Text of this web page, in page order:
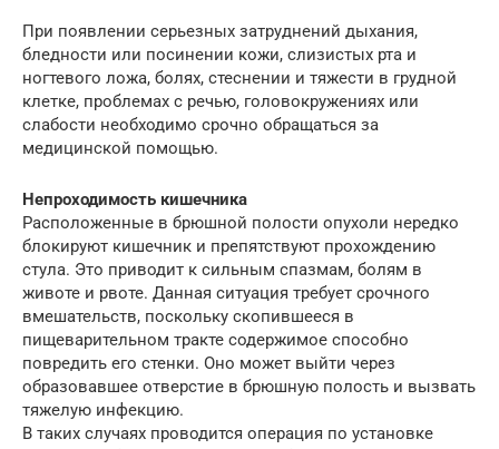
При появлении серьезных затруднений дыхания,
бледности или посинении кожи, слизистых рта и
ногтевого ложа, болях, стеснении и тяжести в грудной
клетке, проблемах с речью, головокружениях или
слабости необходимо срочно обращаться за
медицинской помощью.
Непроходимость кишечника
Расположенные в брюшной полости опухоли нередко
блокируют кишечник и препятствуют прохождению
стула. Это приводит к сильным спазмам, болям в
животе и рвоте. Данная ситуация требует срочного
вмешательств, поскольку скопившееся в
пищеварительном тракте содержимое способно
повредить его стенки. Оно может выйти через
образовавшее отверстие в брюшную полость и вызвать
тяжелую инфекцию.
В таких случаях проводится операция по установке